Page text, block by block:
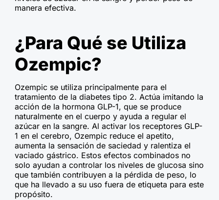
manera efectiva.
¿Para Qué se Utiliza
Ozempic?
Ozempic se utiliza principalmente para el
tratamiento de la diabetes tipo 2. Actúa imitando la
acción de la hormona GLP-1, que se produce
naturalmente en el cuerpo y ayuda a regular el
azúcar en la sangre. Al activar los receptores GLP-
1 en el cerebro, Ozempic reduce el apetito,
aumenta la sensación de saciedad y ralentiza el
vaciado gástrico. Estos efectos combinados no
solo ayudan a controlar los niveles de glucosa sino
que también contribuyen a la pérdida de peso, lo
que ha llevado a su uso fuera de etiqueta para este
propósito.